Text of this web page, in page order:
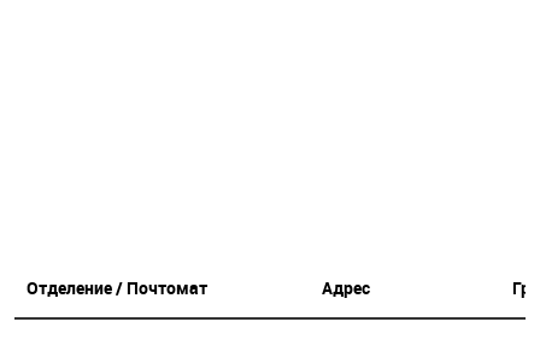
Отделение / Почтомат Адрес